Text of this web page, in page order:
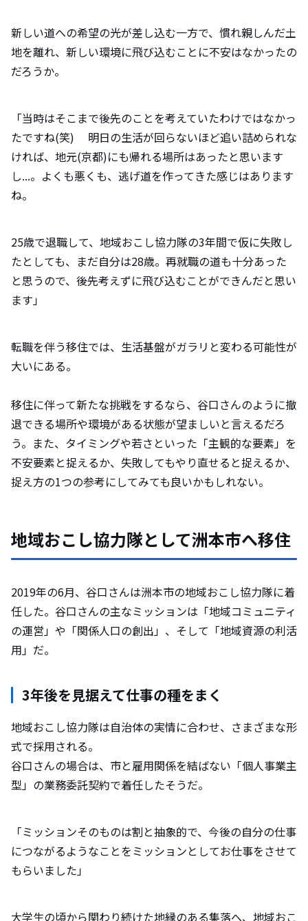
新しい道への希望の光が差し込む一方で、慣れ親しんだ土
地を離れ、新しい環境に飛び込むことに不安はなかったの
だろうか。
「当時はそこまで後先のことを考えていたわけではなかっ
たですね(笑) 明日の生活が回らないほど追い詰められな
ければ、地元(京都)にも帰れる場所はあったと思います
し...。よくも悪くも、逃げ道を作ってきた感じはあります
ね。
25歳で退職して、地域おこし協力隊の3年間で仮に失敗し
たとしても、まだ自分は28歳。再就職の道も十分あった
と思うので、後先考えずに飛び込むことができんだと思い
ます」
転職を伴う移住では、生活基盤がガラリと変わる可能性が
大いにある。
移住に伴って新たな挑戦をするなら、谷口さんのように撤
退できる場所や環境がある状態が望ましいと言えるだろ
う。また、タイミングや若さといった「主観的な要素」を
不安要素と捉えるか、失敗してもやり直せると捉えるか、
捉え方の1つの参考にしてみても良いかもしれない。
地域おこし協力隊として洲本市へ移住
2019年の6月、谷口さんは洲本市の地域おこし協力隊に着
任した。谷口さんの主なミッションは「地域コミュニティ
の運営」や「関係人口の創出」、そして「地域資源の利活
用」だ。
3年後を見据えて仕事の種をまく
地域おこし協力隊は自治体の実情に合わせ、さまざまな形
式で採用される。
谷口さんの場合は、市と雇用関係を結ばない「個人事業主
型」の業務委託契約で着任したそうだ。
「ミッションそのものは割と抽象的で、今後の自分の仕事
につながるようなことをミッションとしてお仕事をさせて
もらいました」
大学生の頃から関わり続けた地縁のある集落へ、地域おこ